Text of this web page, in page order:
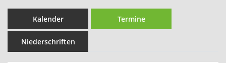
Kalender Termine
Niederschriften